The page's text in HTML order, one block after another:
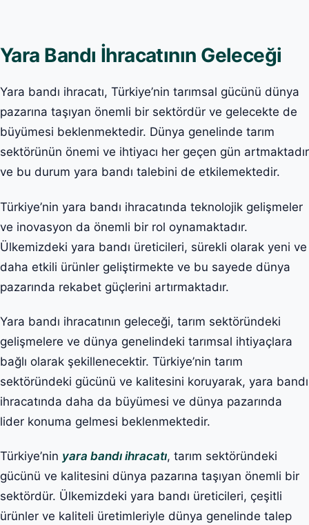
Yara Bandı İhracatının Geleceği
Yara bandı ihracatı, Türkiye’nin tarımsal gücünü dünya
pazarına taşıyan önemli bir sektördür ve gelecekte de
büyümesi beklenmektedir. Dünya genelinde tarım
sektörünün önemi ve ihtiyacı her geçen gün artmaktadır
ve bu durum yara bandı talebini de etkilemektedir.
Türkiye’nin yara bandı ihracatında teknolojik gelişmeler
ve inovasyon da önemli bir rol oynamaktadır.
Ülkemizdeki yara bandı üreticileri, sürekli olarak yeni ve
daha etkili ürünler geliştirmekte ve bu sayede dünya
pazarında rekabet güçlerini artırmaktadır.
Yara bandı ihracatının geleceği, tarım sektöründeki
gelişmelere ve dünya genelindeki tarımsal ihtiyaçlara
bağlı olarak şekillenecektir. Türkiye’nin tarım
sektöründeki gücünü ve kalitesini koruyarak, yara bandı
ihracatında daha da büyümesi ve dünya pazarında
lider konuma gelmesi beklenmektedir.
Türkiye’nin yara bandı ihracatı, tarım sektöründeki
gücünü ve kalitesini dünya pazarına taşıyan önemli bir
sektördür. Ülkemizdeki yara bandı üreticileri, çeşitli
ürünler ve kaliteli üretimleriyle dünya genelinde talep